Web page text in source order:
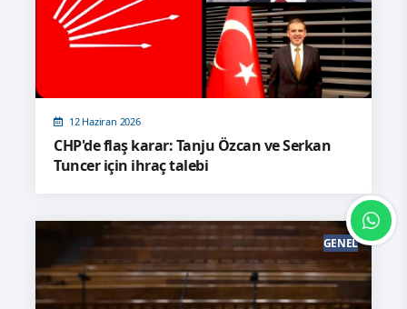
12 Haziran 2026
CHP'de flaş karar: Tanju Özcan ve Serkan
Tuncer için ihraç talebi
GENEL